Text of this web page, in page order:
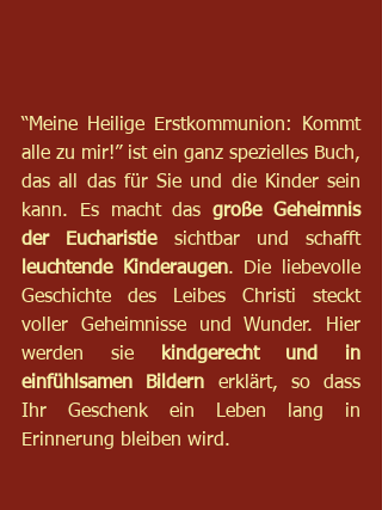
“Meine Heilige Erstkommunion: Kommt
alle zu mir!” ist ein ganz spezielles Buch,
das all das für Sie und die Kinder sein
kann. Es macht das große Geheimnis
der Eucharistie
sichtbar und schafft
leuchtende Kinderaugen. Die liebevolle
Geschichte des Leibes Christi steckt
voller Geheimnisse und Wunder. Hier
werden sie
kindgerecht und in
einfühlsamen Bildern erklärt, so dass
Ihr Geschenk ein Leben lang in
Erinnerung bleiben wird.